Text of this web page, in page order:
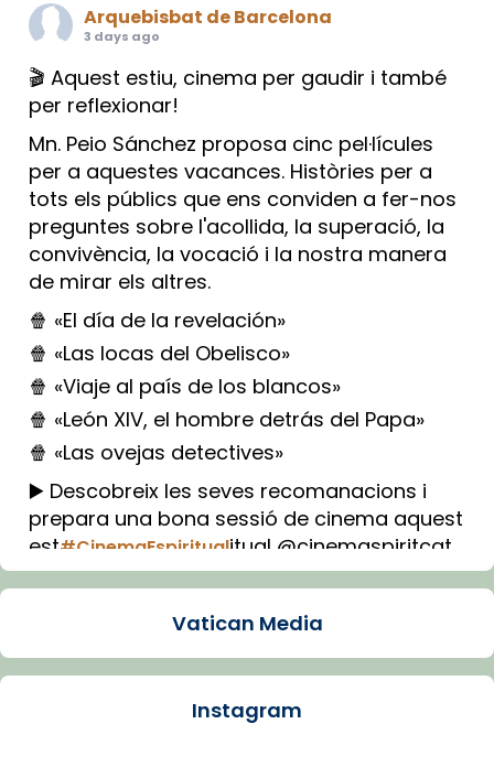
Arquebisbat de Barcelona
3 days ago
🎬 Aquest estiu, cinema per gaudir i també
per reflexionar!
Mn. Peio Sánchez proposa cinc pel·lícules
per a aquestes vacances. Històries per a
tots els públics que ens conviden a fer-nos
preguntes sobre l'acollida, la superació, la
convivència, la vocació i la nostra manera
de mirar els altres.
🍿 «El día de la revelación»
🍿 «Las locas del Obelisco»
🍿 «Viaje al país de los blancos»
🍿 «León XIV, el hombre detrás del Papa»
🍿 «Las ovejas detectives»
▶️ Descobreix les seves recomanacions i
prepara una bona sessió de cinema aquest
est#CinemaEspiritualitual @cinemaspiritcat
Imatge: Generada amb IA (OpenAI)
Arquebisbat de Barcelona
Vatican Media
Instagram